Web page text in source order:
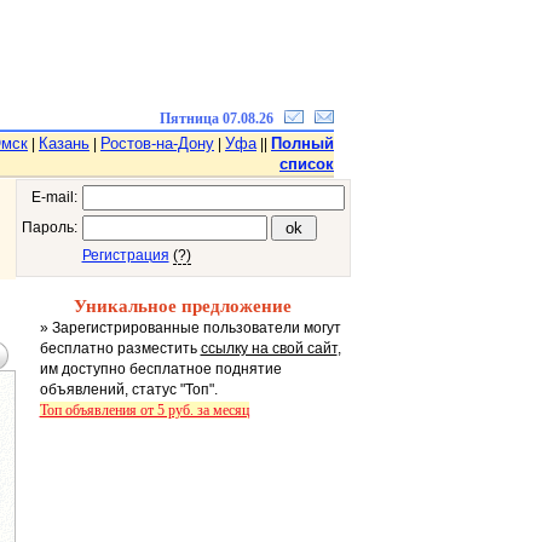
Пятница 07.08.26
Казань Ростов-на-Дону Уфа||
Полный
список
E-mail:
Пароль:
Регистрация (?)
Уникальное предложение
» Зарегистрированные пользователи могут
бесплатно разместить ссылку на свой сайт,
им доступно бесплатное поднятие
объявлений, статус "Топ".
Топ объявления от 5 руб. за месяц